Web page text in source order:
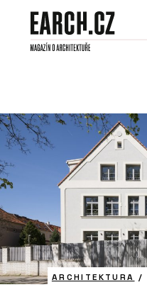
ARCHITEKTURA /